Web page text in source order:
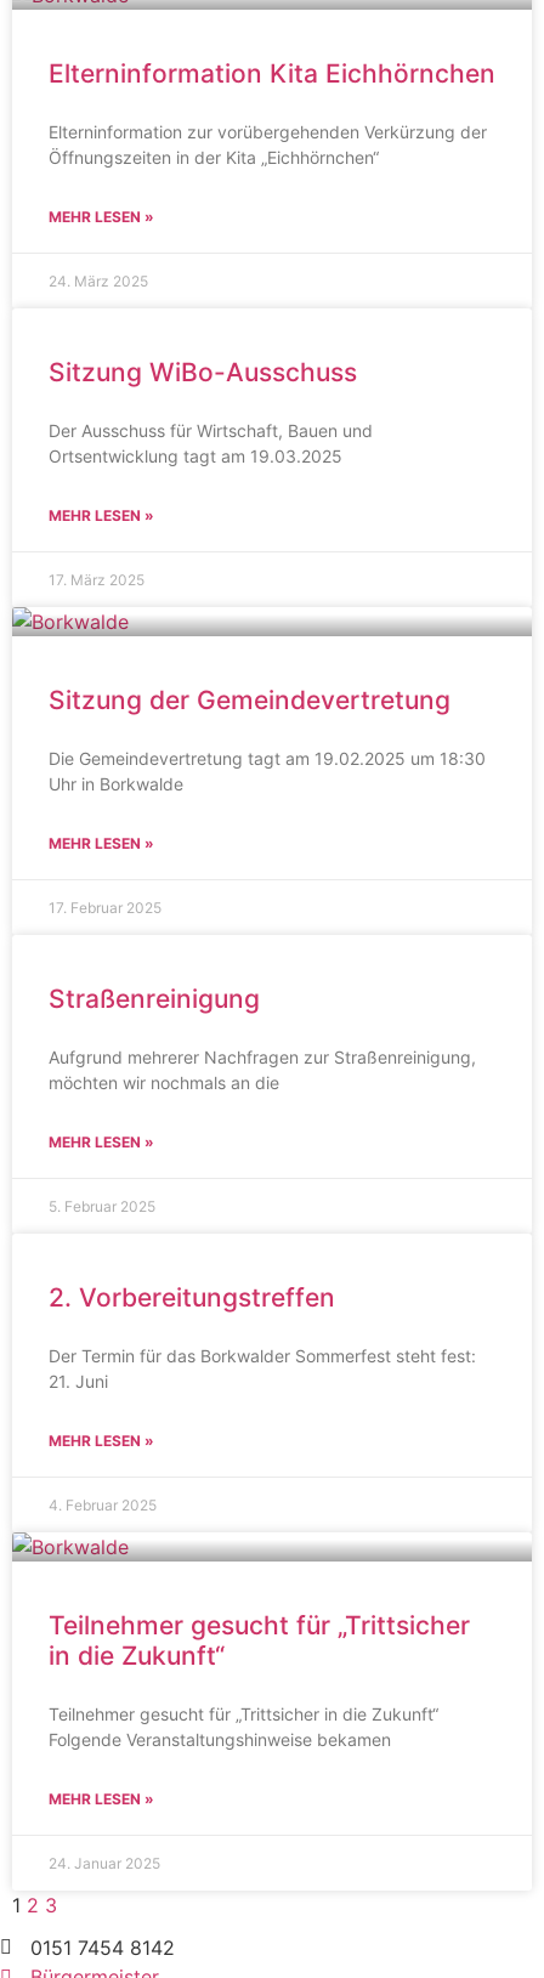
Elterninformation Kita Eichhörnchen
Elterninformation zur vorübergehenden Verkürzung der
Öffnungszeiten in der Kita „Eichhörnchen“
MEHR LESEN »
24. März 2025
Sitzung WiBo-Ausschuss
Der Ausschuss für Wirtschaft, Bauen und
Ortsentwicklung tagt am 19.03.2025
MEHR LESEN »
17. März 2025
Sitzung der Gemeindevertretung
Die Gemeindevertretung tagt am 19.02.2025 um 18:30
Uhr in Borkwalde
MEHR LESEN »
17. Februar 2025
Straßenreinigung
Aufgrund mehrerer Nachfragen zur Straßenreinigung,
möchten wir nochmals an die
MEHR LESEN »
5. Februar 2025
2. Vorbereitungstreffen
Der Termin für das Borkwalder Sommerfest steht fest:
21. Juni
MEHR LESEN »
4. Februar 2025
Teilnehmer gesucht für „Trittsicher
in die Zukunft“
Teilnehmer gesucht für „Trittsicher in die Zukunft“
Folgende Veranstaltungshinweise bekamen
MEHR LESEN »
24. Januar 2025
1 2 3
0151 7454 8142